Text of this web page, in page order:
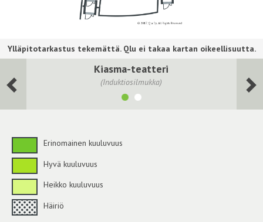
Kiasma-teatteri
(Induktiosilmukka)
Erinomainen kuuluvuus
Hyvä kuuluvuus
Heikko kuuluvuus
Häiriö